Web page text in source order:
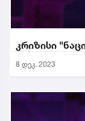
კრიზისი
8 დეკ. 2023